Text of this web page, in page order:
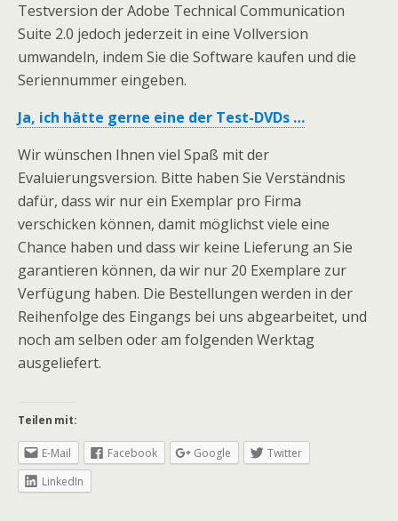
Testversion der Adobe Technical Communication
Suite 2.0 jedoch jederzeit in eine Vollversion
umwandeln, indem Sie die Software kaufen und die
Seriennummer eingeben.
Ja, ich hätte gerne eine der Test-DVDs …
Wir wünschen Ihnen viel Spaß mit der
Evaluierungsversion. Bitte haben Sie Verständnis
dafür, dass wir nur ein Exemplar pro Firma
verschicken können, damit möglichst viele eine
Chance haben und dass wir keine Lieferung an Sie
garantieren können, da wir nur 20 Exemplare zur
Verfügung haben. Die Bestellungen werden in der
Reihenfolge des Eingangs bei uns abgearbeitet, und
noch am selben oder am folgenden Werktag
ausgeliefert.
Teilen mit:
E-Mail Facebook Google
Twitter
LinkedIn